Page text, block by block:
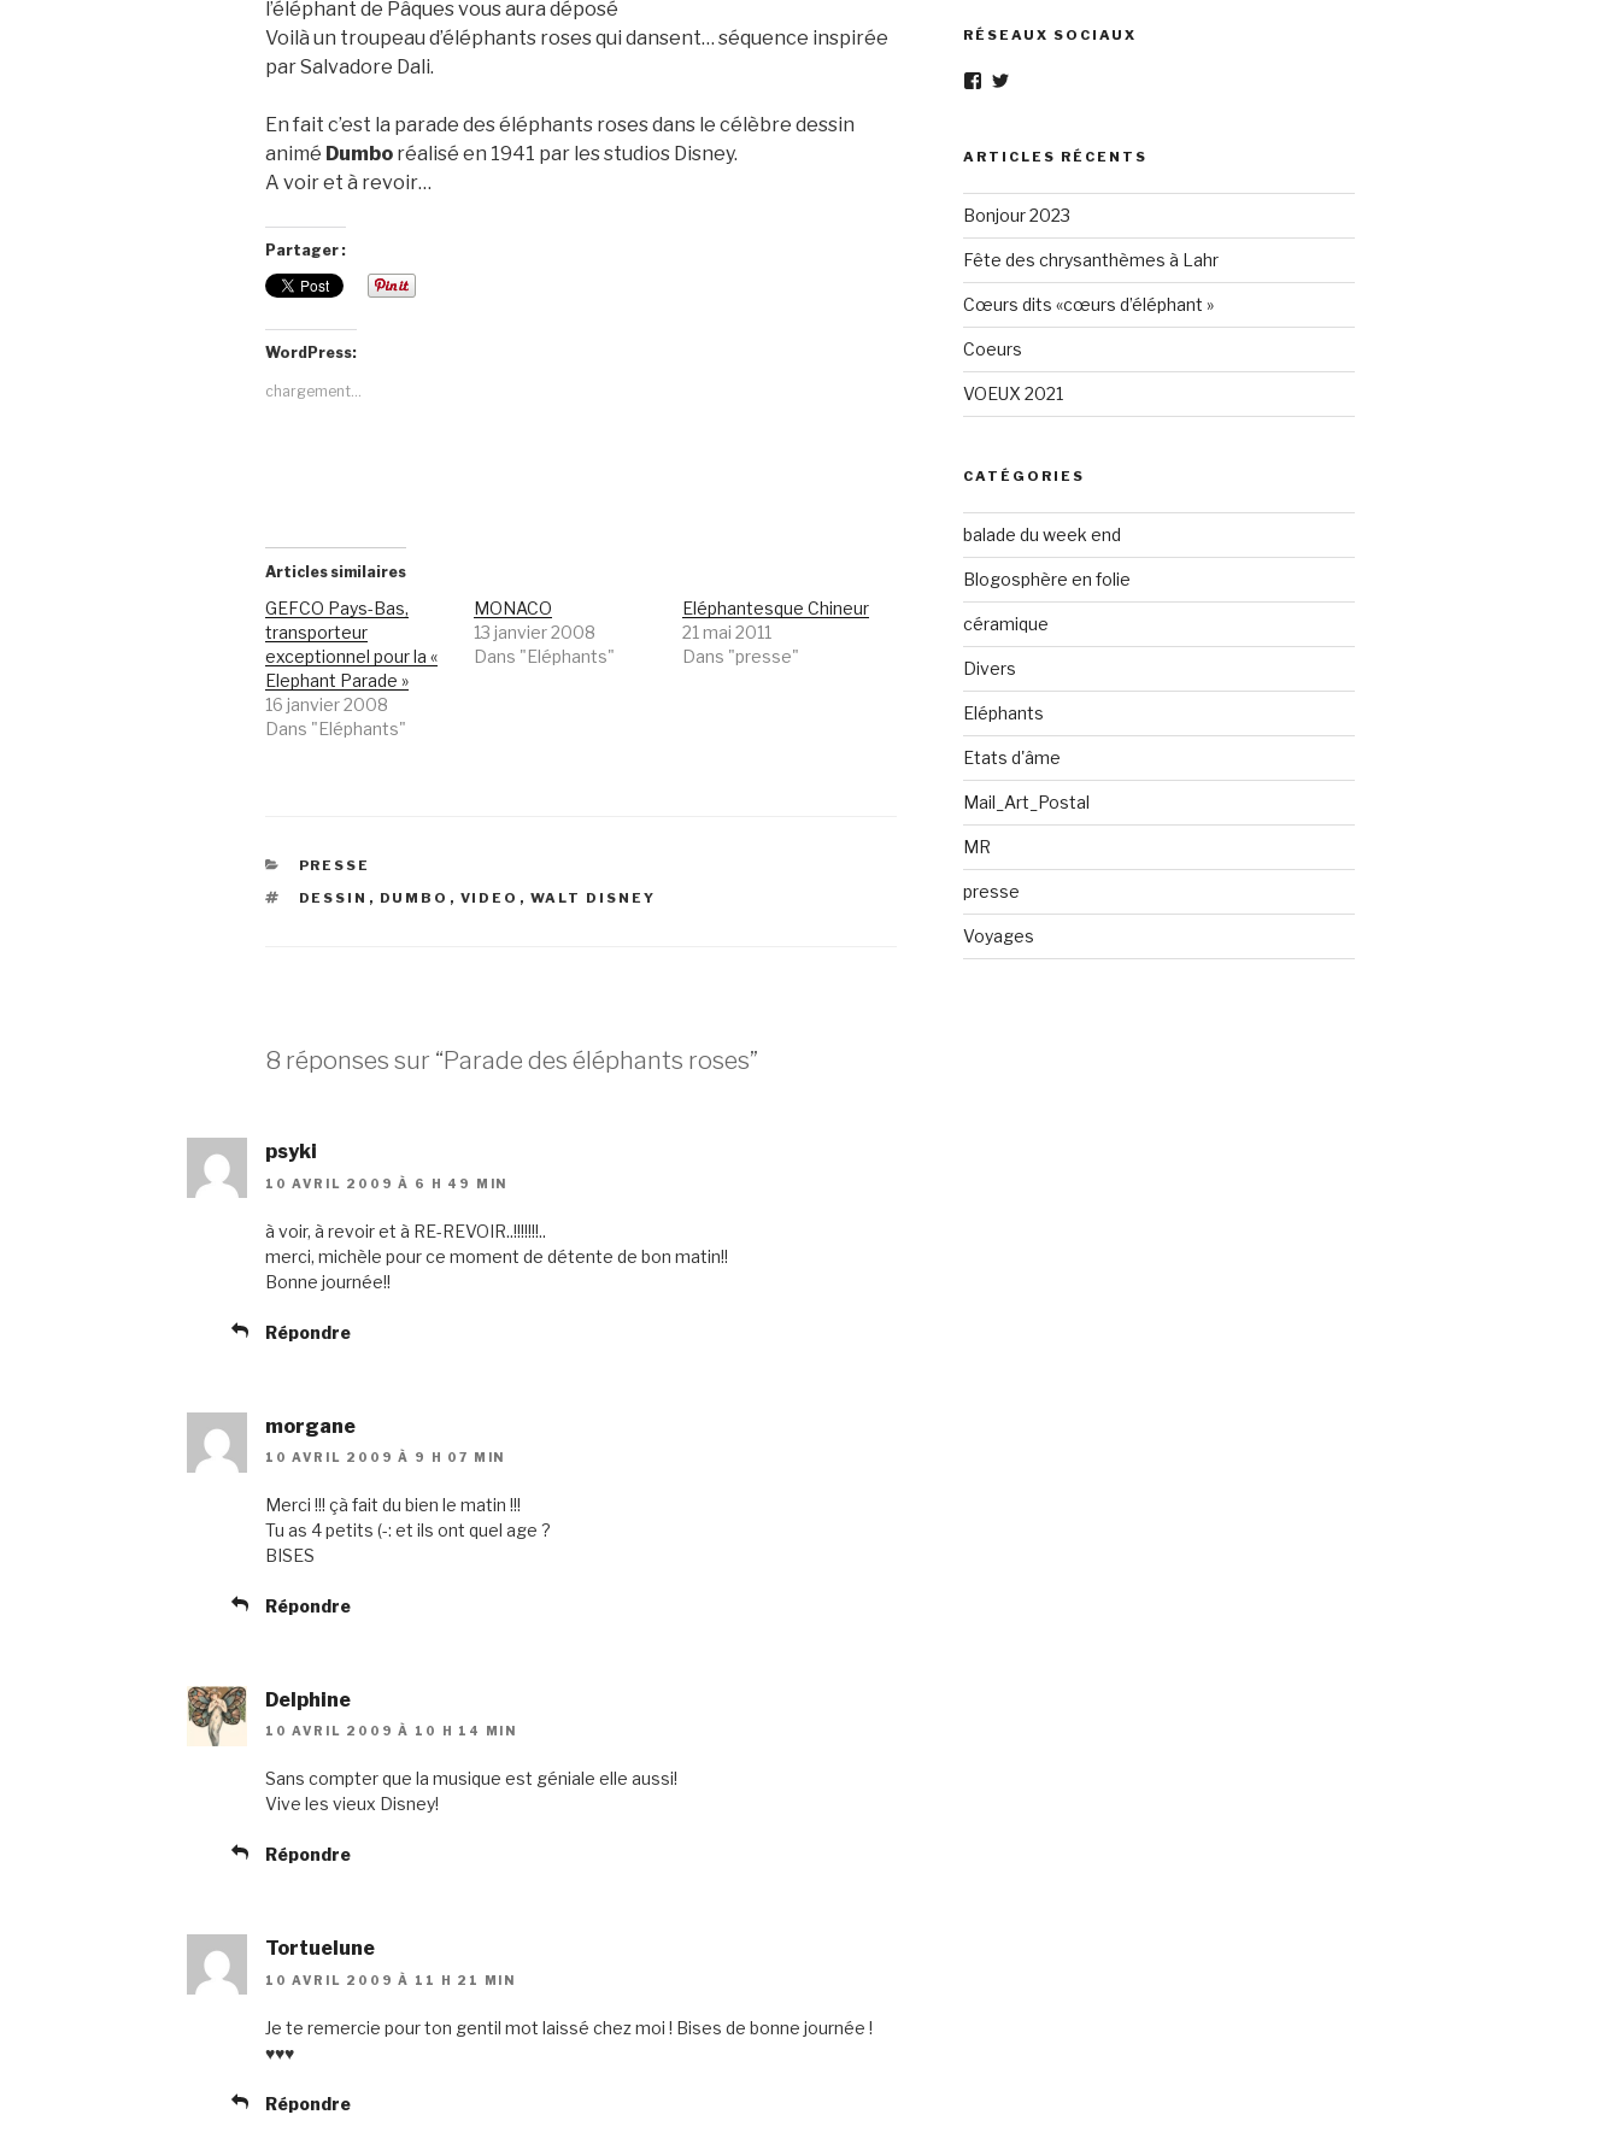
l’éléphant de Pâques vous aura déposé
Voilà un troupeau d’éléphants roses qui dansent… séquence inspirée
par Salvadore Dali.
En fait c’est la parade des éléphants roses dans le célèbre dessin
animé Dumbo réalisé en 1941 par les studios Disney.
A voir et à revoir…
Partager :
WordPress:
chargement…
Articles similaires
GEFCO Pays-Bas,
transporteur
exceptionnel pour la «
Elephant Parade »
16 janvier 2008
Dans "Eléphants"
MONACO
13 janvier 2008
Dans "Eléphants"
Eléphantesque Chineur
21 mai 2011
Dans "presse"
CATÉGORIES
PRESSE
ÉTIQUETTES
DESSIN , DUMBO , VIDEO , WALT DISNEY
8 réponses sur “Parade des éléphants roses”
psyki
10 AVRIL 2009 À 6 H 49 MIN
à voir, à revoir et à RE-REVOIR..!!!!!!!..
merci, michèle pour ce moment de détente de bon matin!!
Bonne journée!!
Répondre
morgane
10 AVRIL 2009 À 9 H 07 MIN
Merci !!! çà fait du bien le matin !!!
Tu as 4 petits (-: et ils ont quel age ?
BISES
Répondre
Delphine
10 AVRIL 2009 À 10 H 14 MIN
Sans compter que la musique est géniale elle aussi!
Vive les vieux Disney!
Répondre
Tortuelune
10 AVRIL 2009 À 11 H 21 MIN
Je te remercie pour ton gentil mot laissé chez moi ! Bises de bonne journée !
♥♥♥
Répondre
RÉSEAUX SOCIAUX
Voir
Eléphant-
160596147294205
sur
Facebook
Voir
elephantgris
Twitter
ARTICLES RÉCENTS
Bonjour 2023
Fête des chrysanthèmes à Lahr
Cœurs dits «cœurs d’éléphant »
Coeurs
VOEUX 2021
CATÉGORIES
balade du week end
Blogosphère en folie
céramique
Divers
Eléphants
Etats d'âme
Mail_Art_Postal
MR
presse
Voyages